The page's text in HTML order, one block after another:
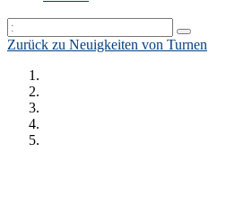
Zurück zu Neuigkeiten von Turnen